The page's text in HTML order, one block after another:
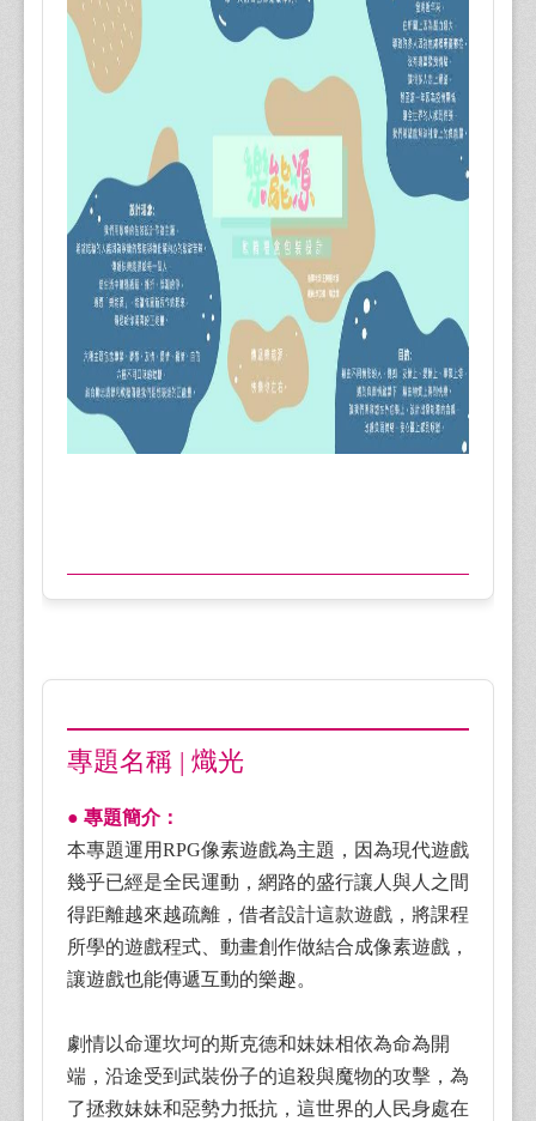
專題名稱 | 熾光
● 專題簡介：
本專題運用RPG像素遊戲為主題，因為現代遊戲
幾乎已經是全民運動，網路的盛行讓人與人之間
得距離越來越疏離，借者設計這款遊戲，將課程
所學的遊戲程式、動畫創作做結合成像素遊戲，
讓遊戲也能傳遞互動的樂趣。
劇情以命運坎坷的斯克德和妹妹相依為命為開
端，沿途受到武裝份子的追殺與魔物的攻擊，為
了拯救妹妹和惡勢力抵抗，這世界的人民身處在